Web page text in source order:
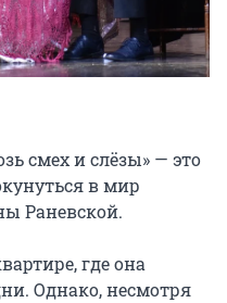
смех и слёзы» — это
в мир
Раневской.
где она
Однако, несмотря